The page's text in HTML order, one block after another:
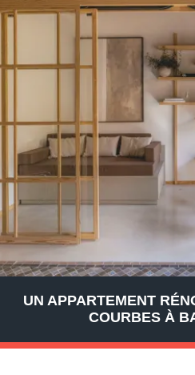
UN APPARTEMENT
COURBES À